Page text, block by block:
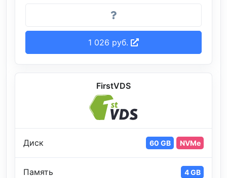
1 026 руб.
FirstVDS
Диск 60 GB NVMe
Память 4 GB